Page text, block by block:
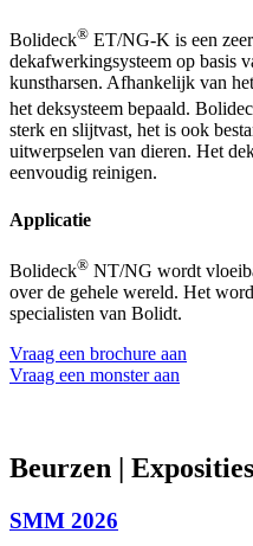
Bolideck® ET/NG-K is een
dekafwerkingsysteem op basis
kunstharsen. Afhankelijk van
het deksysteem bepaald.
sterk en slijtvast, het is ook
uitwerpselen van dieren. Het
eenvoudig reinigen.
Applicatie
Bolideck® NT/NG wordt
over de gehele wereld. Het
specialisten van Bolidt.
Vraag een brochure aan
Vraag een monster aan
Beurzen | Exposities
SMM 2026